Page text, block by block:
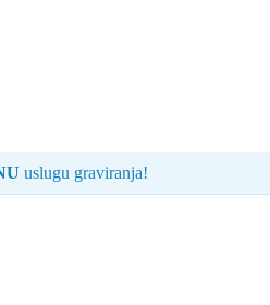
uslugu graviranja!